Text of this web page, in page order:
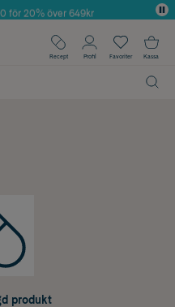
Skönhet
för 20% över 649kr
köp*
Recept Profil Favoriter Kassa
produkt